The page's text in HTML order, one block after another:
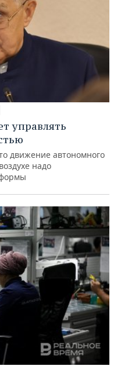
управлять
движение автономного
надо